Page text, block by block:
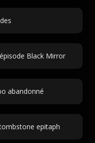
Black Mirror
abandonné
epitaph